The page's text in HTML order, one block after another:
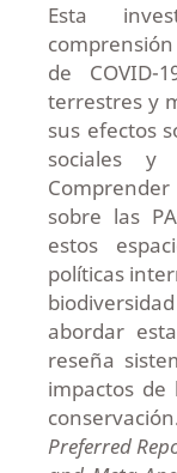
Esta
de COVID-
terrestres y
sus efectos
sociales y
sobre las
estos
políticas
abordar
reseña
impactos de
Preferred